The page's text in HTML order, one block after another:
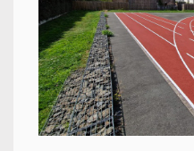
Confiez-nous la pose
Ajouter à la liste
099300
Catégorie :Matériel scolaire